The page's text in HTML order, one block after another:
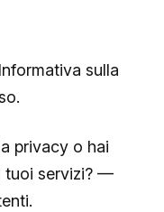
sulla
privacy o hai
tuoi servizi? —